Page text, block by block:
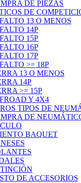
DE PIEZAS
DE
13 O MENOS
14P
15P
16P
17P
>= 18P
13 O MENOS
14P
>= 15P
Y 4X4
TIPOS DE
DE
BAQUET
DE ACCESORIOS